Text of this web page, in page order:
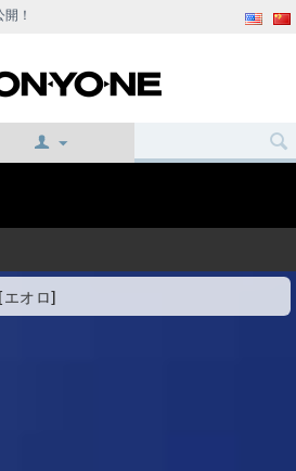
開！
[エオロ]